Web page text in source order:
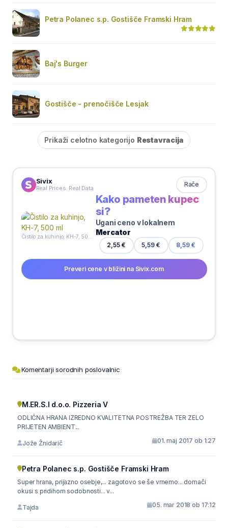
Petra Polanec s.p. Gostišče Framski Hram
Baj's Burger
Gostišče - prenočišče Lesjak
Prikaži celotno kategorijo Restavracija
Sivix
Real Prices. Real Data Rače
Kako pameten kupec
si?
Ugani ceno v lokalnem
Mercator
2,55 € 5,59 € 8,59 €
Preveri cene v bližini na Sivix.com
Komentarji sorodnih poslovalnic
M.ER.S.I d.o.o. Pizzeria V
ODLIČNA HRANA IZREDNO KVALITETNA POSTREŽBA TER ZELO
PRIJETEN AMBIENT...
Jože Žnidarič 01. maj 2017 ob 1:27
Petra Polanec s.p. Gostišče Framski Hram
Super hrana, prijazno osebje,... zagotovo se še vrnemo... domači
okusi s pridihom sodobnosti... v...
Tajda 05. mar 2018 ob 17:12